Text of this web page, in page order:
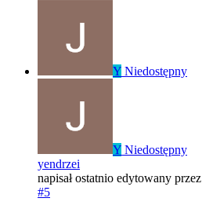
Y Niedostępny
Y Niedostępny
yendrzei
napisałostatnio edytowany przez
#5